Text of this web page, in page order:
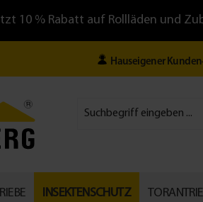
10 % Rabatt auf Rollläden und
Hauseigener
INSEKTENSCHUTZ